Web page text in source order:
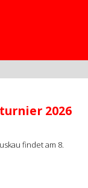
2026
findet am 8.